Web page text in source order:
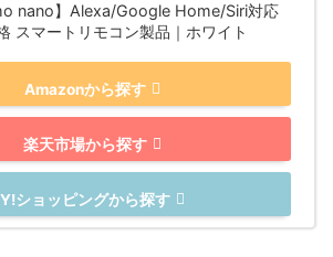
nano】Alexa/Google Home/Siri対応
スマートリモコン製品｜ホワイト
Amazonから探す
楽天市場から探す
Y!ショッピングから探す